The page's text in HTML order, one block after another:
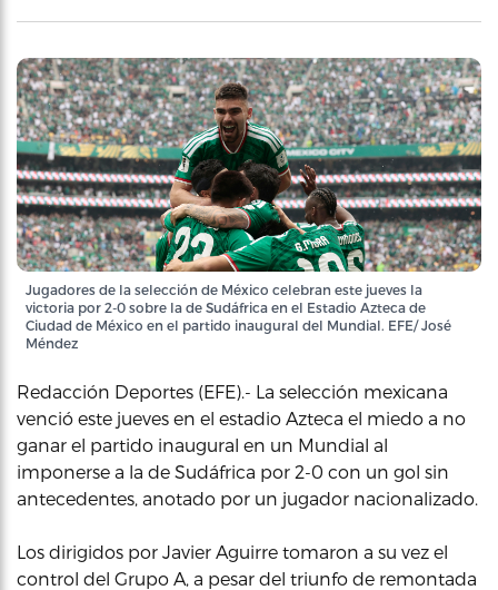
Jugadores de la selección de México celebran este jueves la
victoria por 2-0 sobre la de Sudáfrica en el Estadio Azteca de
Ciudad de México en el partido inaugural del Mundial. EFE/ José
Méndez
Redacción Deportes (EFE).- La selección mexicana
venció este jueves en el estadio Azteca el miedo a no
ganar el partido inaugural en un Mundial al
imponerse a la de Sudáfrica por 2-0 con un gol sin
antecedentes, anotado por un jugador nacionalizado.
Los dirigidos por Javier Aguirre tomaron a su vez el
control del Grupo A, a pesar del triunfo de remontada